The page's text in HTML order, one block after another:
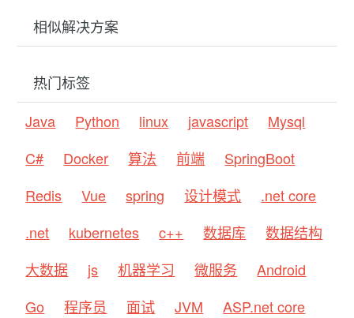
相似解决方案
热门标签
Java
Python linux javascript
Mysql
C#
Docker 算法 前端
SpringBoot
Redis
Vue spring 设计模式
.net core
.net
kubernetes c++ 数据库
数据结构
大数据
js 机器学习 微服务
Android
Go
程序员 面试 JVM
ASP.net core